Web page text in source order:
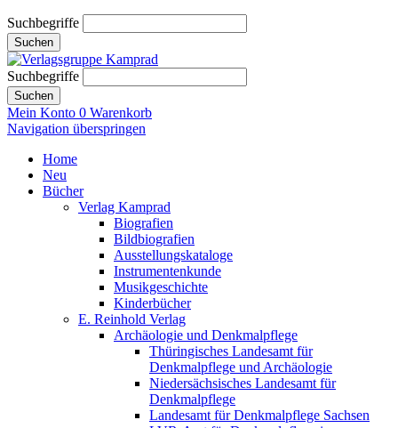
Suchbegriffe
Suchen
Suchbegriffe
Suchen
Mein Konto 0 Warenkorb
Navigation überspringen
Home
Neu
Bücher
Verlag Kamprad
Biografien
Bildbiografien
Ausstellungskataloge
Instrumentenkunde
Musikgeschichte
Kinderbücher
E. Reinhold Verlag
Archäologie und Denkmalpflege
Thüringisches Landesamt für
Denkmalpflege und Archäologie
Niedersächsisches Landesamt für
Denkmalpflege
Landesamt für Denkmalpflege Sachsen